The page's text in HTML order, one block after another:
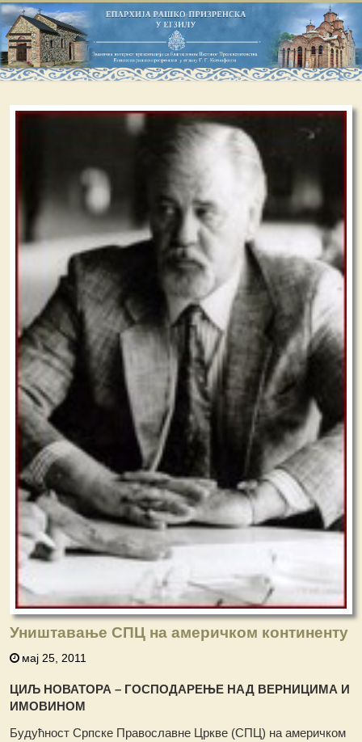
Уништавање СПЦ на америчком континенту
мај 25, 2011
ЦИЉ НОВАТОРА – ГОСПОДАРЕЊЕ НАД ВЕРНИЦИМА И
ИМОВИНОМ
Будућност Српске Православне Цркве (СПЦ) на америчком